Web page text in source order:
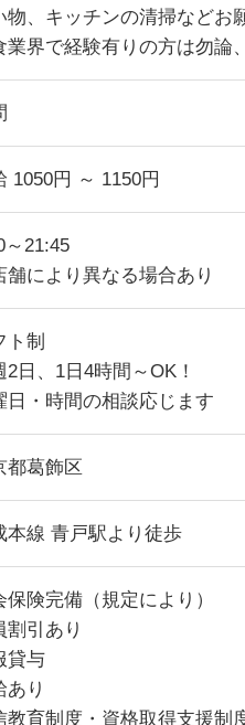
物、キッチンの清掃などお
業界で経験有りの方は勿論
1050円 ～ 1150円
～21:45
により異なる場合あり
ト制
日、1日4時間～OK！
・時間の相談応じます
都葛飾区
本線 青戸駅より徒歩
保険完備（規定により）
割引あり
貸与
あり
教育制度・資格取得支援制